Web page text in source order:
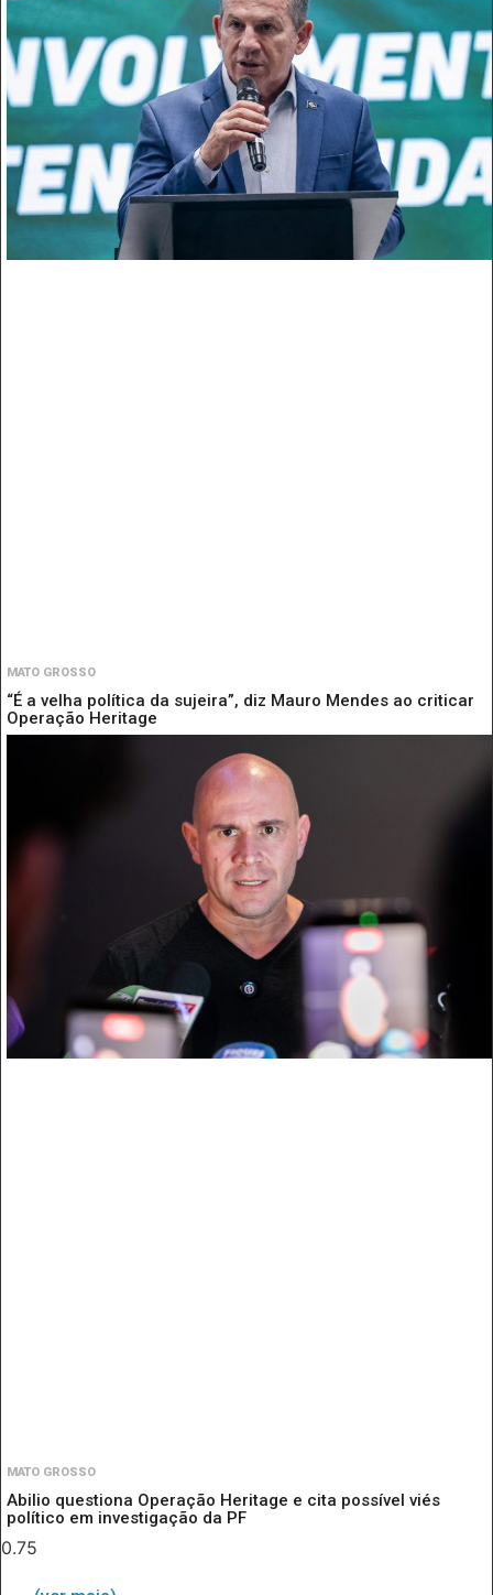
MATO GROSSO
“É a velha política da sujeira”, diz Mauro Mendes ao criticar
Operação Heritage
MATO GROSSO
Abilio questiona Operação Heritage e cita possível viés
político em investigação da PF